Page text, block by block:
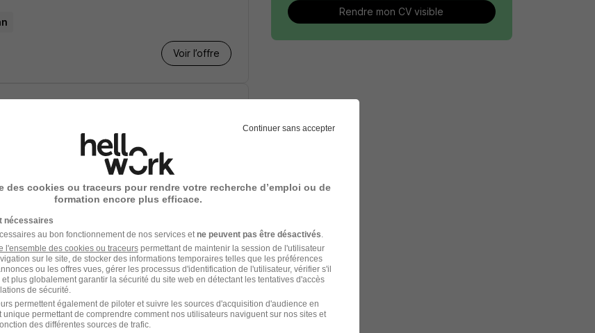
Voir l’offre
de Santé en CDI H/F
Voir l’offre
H/F
Rendre mon CV visible
Continuer sans accepter
des cookies ou traceurs pour rendre votre recherche d’emploi ou de
formation encore plus efficace.
nécessaires
au bon fonctionnement de nos services etne peuvent pas être désactivés.
l'ensemble des cookies ou traceurspermettant de maintenir la session de l'utilisateur
sur le site, de stocker des informations temporaires telles que les préférences
ou les offres vues, gérer les processus d'identification de l'utilisateur, vérifier s'il
plus globalement garantir la sécurité du site web en détectant les tentatives d'accès
de sécurité.
permettent également de piloter et suivre les sources d'acquisition d'audience en
permettant de comprendre comment nos utilisateurs naviguent sur nos sites et
des différentes sources de trafic.